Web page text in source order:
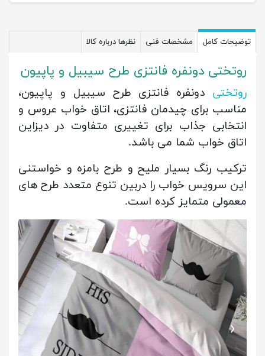
توضیحات کامل مشخصات فنی نظرها درباره کالا
روتختی دونفره فانتزی طرح سیبیل و پاپیون
روتختی دونفره فانتزی طرح سیبیل و پاپیون،
مناسب برای چیدمان فانتزی، اتاق خواب عروس و
انتخابی جذاب برای تغییری متفاوت در دیزاین
اتاق خواب شما می باشد.
ترکیب رنگ بسیار ملیح و طرح بامزه و خواستنی
این سرویس خواب را دربین تنوع متعدد طرح های
معمولی متمایز کرده است.